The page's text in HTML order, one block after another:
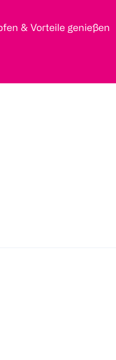
& Vorteile genießen